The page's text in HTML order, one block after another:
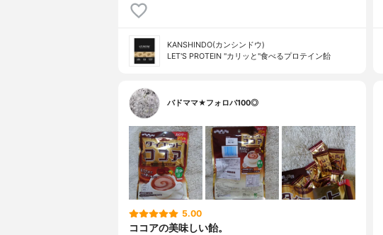
KANSHINDO(カンシンドウ)
LET'S PROTEIN "カリッと"食べるプロテイン飴
バドママ★フォロバ100◎
5.00
ココアの美味しい飴。